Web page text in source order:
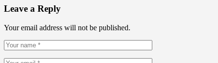
Leave a Reply
Your email address will not be published.